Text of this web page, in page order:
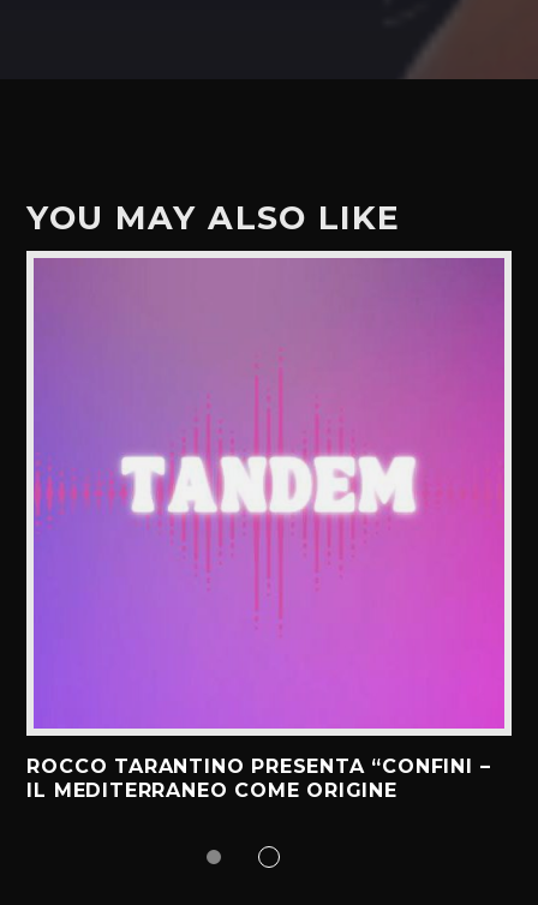
YOU MAY ALSO LIKE
ROCCO TARANTINO PRESENTA “CONFINI –
IL MEDITERRANEO COME ORIGINE